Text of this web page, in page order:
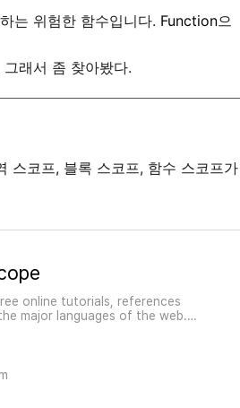
는 위험한 함수입니다. Function으
래서 좀 찾아봤다.
스코프, 블록 스코프, 함수 스코프가
online tutorials, references
major languages of the web.